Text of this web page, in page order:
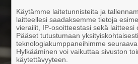
Käytämme laitetunnisteita ja
laitteellesi saadaksemme tietoja
vierailit, IP-osoitteestasi sekä laitteesi
Pääset tutustumaan
teknologiakumppaneihimme
Hylkääminen voi vaikuttaa sivuston
käytettävyyteen.